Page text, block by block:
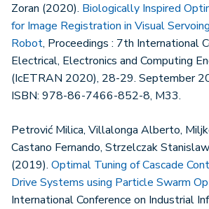
Zoran (2020). Biologically Inspired
for Image Registration in Visual
Robot, Proceedings : 7th International
Electrical, Electronics and Computing
(IcETRAN 2020), 28-29. September
ISBN: 978-86-7466-852-8, M33.
Petrović Milica, Villalonga Alberto,
Castano Fernando, Strzelczak
(2019). Optimal Tuning of Cascade
Drive Systems using Particle Swarm
International Conference on Industrial